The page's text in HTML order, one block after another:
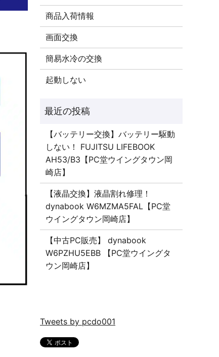
商品入荷情報
画面交換
簡易水冷の交換
起動しない
【バッテリー交換】バッテリー駆動
しない！ FUJITSU LIFEBOOK
AH53/B3【PC堂ウイングタウン岡
崎店】
【液晶交換】液晶割れ修理！
dynabook W6MZMA5FAL【PC堂
ウイングタウン岡崎店】
【中古PC販売】 dynabook
W6PZHU5EBB 【PC堂ウイングタ
ウン岡崎店】
Tweets by pcdo001